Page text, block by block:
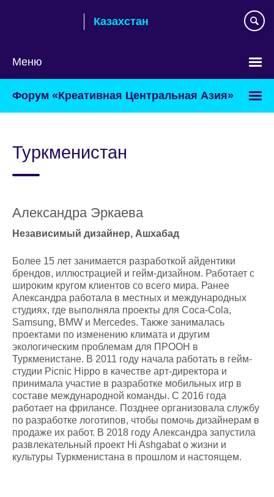
Казахстан
Меню
язык
Форум «Креативная Центральная Азия»
Туркменистан
Александра Эркаева
Независимый дизайнер, Ашхабад
Более 15 лет занимается разработкой айдентики
брендов, иллюстрацией и гейм-дизайном. Работает с
широким кругом клиентов со всего мира. Ранее
Александра работала в местных и международных
студиях, где выполняла проекты для Coca-Cola,
Samsung, BMW и Mercedes. Также занималась
проектами по изменению климата и другим
экологическим проблемам для ПРООН в
Туркменистане. В 2011 году начала работать в гейм-
студии Picnic Hippo в качестве арт-директора и
принимала участие в разработке мобильных игр в
составе международной команды. С 2016 года
работает на фрилансе. Позднее организовала службу
по разработке логотипов, чтобы помочь дизайнерам в
продаже их работ. В 2018 году Александра запустила
развлекательный проект Hi Ashgabat о жизни и
культуры Туркменистана в прошлом и настоящем.